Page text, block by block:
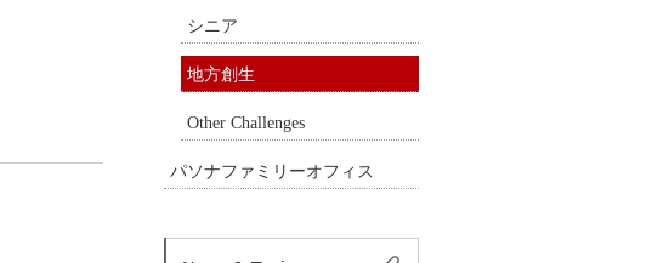
シニア
地方創生
Other Challenges
パソナファミリーオフィス